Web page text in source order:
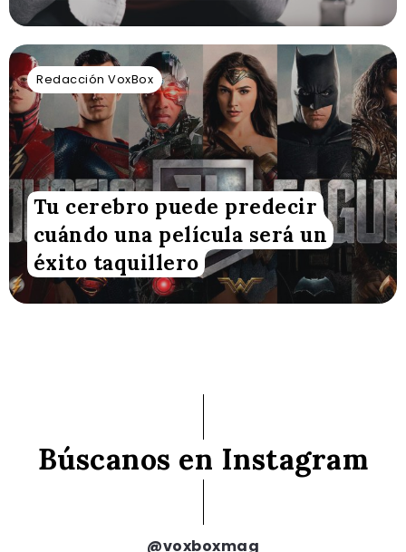
Redacción VoxBox
Tu cerebro puede predecir
cuándo una película será un
éxito taquillero
Búscanos en Instagram
@voxboxmag